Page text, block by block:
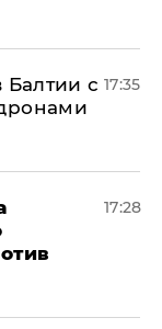
Балтии с 17:35
17:28